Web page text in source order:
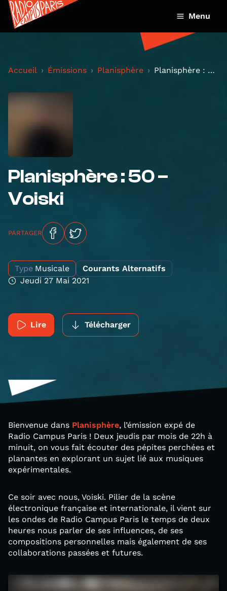
Menu
Accueil Émissions Planisphère Planisphère : 50 – Voiski
Planisphère : 50 –
Voiski
PARTAGER
Type Musicale
Courants Alternatifs
Jeudi 27 Mai 2021
Lire Télécharger
Bienvenue dans Planisphère, l’émission expé de
Radio Campus Paris ! Deux jeudis par mois de 22h à
minuit, on vous fait écouter des pépites perchées et
planantes en explorant un sujet lié aux musiques
expérimentales.
Ce soir avec nous, Voiski. Pilier de la scène
électronique française et internationale, il vient sur
les ondes de Radio Campus Paris le temps de deux
heures nous parler de ses influences, de ses
compositions personnelles mais également de ses
collaborations passées et futures.